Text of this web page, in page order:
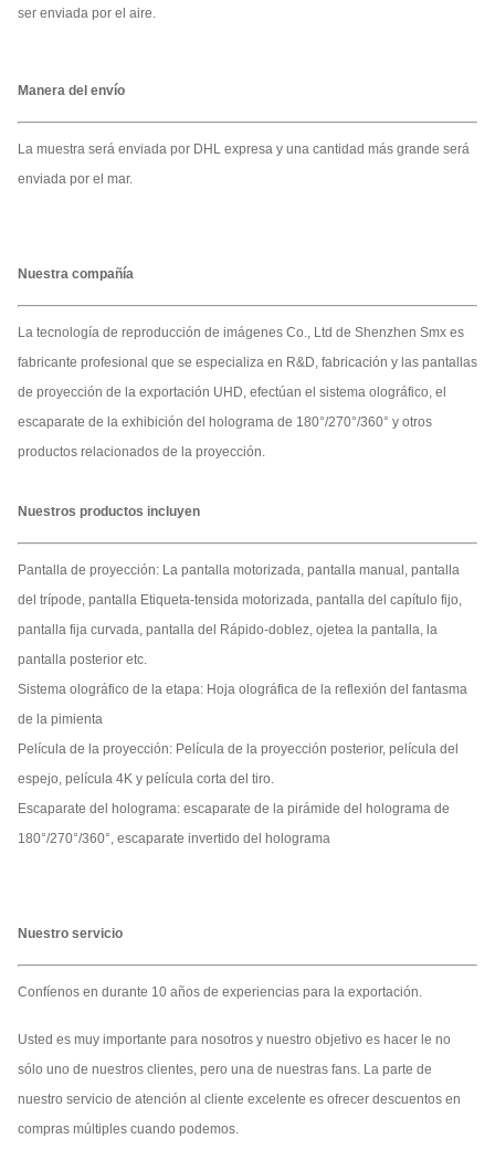
ser enviada por el aire.
Manera del envío
La muestra será enviada por DHL expresa y una cantidad más grande será
enviada por el mar.
Nuestra compañía
La tecnología de reproducción de imágenes Co., Ltd de Shenzhen Smx es
fabricante profesional que se especializa en R&D, fabricación y las pantallas
de proyección de la exportación UHD, efectúan el sistema olográfico, el
escaparate de la exhibición del holograma de 180°/270°/360° y otros
productos relacionados de la proyección.
Nuestros productos incluyen
Pantalla de proyección: La pantalla motorizada, pantalla manual, pantalla
del trípode, pantalla Etiqueta-tensida motorizada, pantalla del capítulo fijo,
pantalla fija curvada, pantalla del Rápido-doblez, ojetea la pantalla, la
pantalla posterior etc.
Sistema olográfico de la etapa: Hoja olográfica de la reflexión del fantasma
de la pimienta
Película de la proyección: Película de la proyección posterior, película del
espejo, película 4K y película corta del tiro.
Escaparate del holograma: escaparate de la pirámide del holograma de
180°/270°/360°, escaparate invertido del holograma
Nuestro servicio
Confíenos en durante 10 años de experiencias para la exportación.
Usted es muy importante para nosotros y nuestro objetivo es hacer le no
sólo uno de nuestros clientes, pero una de nuestras fans. La parte de
nuestro servicio de atención al cliente excelente es ofrecer descuentos en
compras múltiples cuando podemos.